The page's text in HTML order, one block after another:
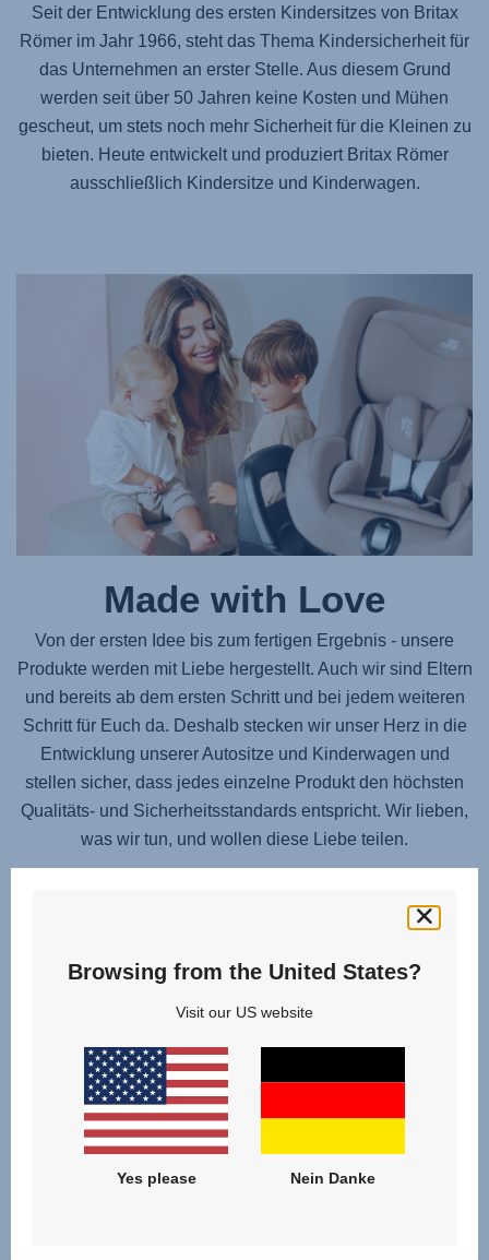
Seit der Entwicklung des ersten Kindersitzes von Britax
Römer im Jahr 1966, steht das Thema Kindersicherheit für
das Unternehmen an erster Stelle. Aus diesem Grund
werden seit über 50 Jahren keine Kosten und Mühen
gescheut, um stets noch mehr Sicherheit für die Kleinen zu
bieten. Heute entwickelt und produziert Britax Römer
ausschließlich Kindersitze und Kinderwagen.
Made with Love
Von der ersten Idee bis zum fertigen Ergebnis - unsere
Produkte werden mit Liebe hergestellt. Auch wir sind Eltern
und bereits ab dem ersten Schritt und bei jedem weiteren
Schritt für Euch da. Deshalb stecken wir unser Herz in die
Entwicklung unserer Autositze und Kinderwagen und
stellen sicher, dass jedes einzelne Produkt den höchsten
Qualitäts- und Sicherheitsstandards entspricht. Wir lieben,
was wir tun, und wollen diese Liebe teilen.
Browsing from the United States?
Visit our US website
Yes please Nein Danke